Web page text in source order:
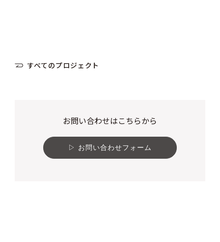
すべてのプロジェクト
お問い合わせはこちらから
お問い合わせフォーム